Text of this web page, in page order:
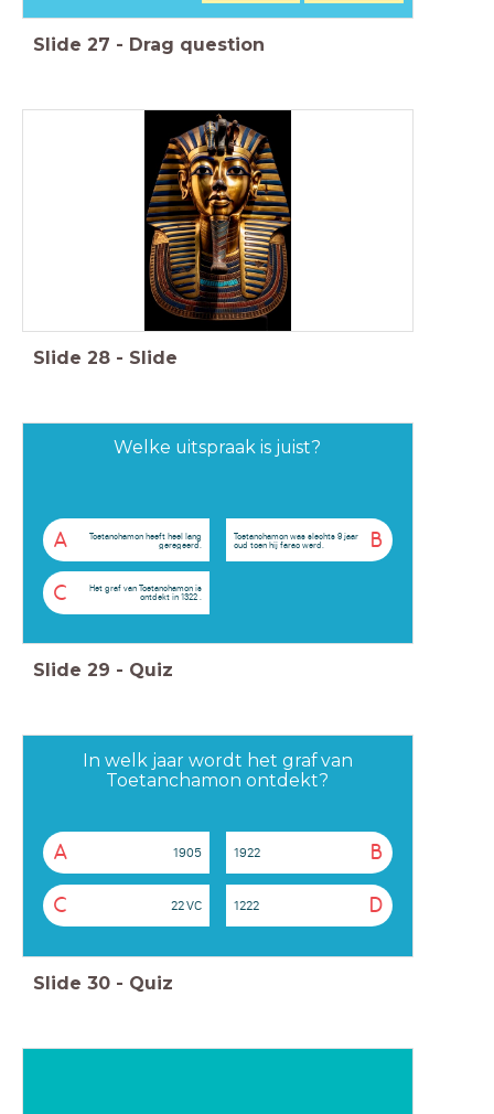
Slide 27 - Drag question
Slide 28 - Slide
Welke uitspraak is juist?
A
Toetanchamon heeft heel lang
geregeerd.
B
Toetanchamon was slechts 9 jaar
oud toen hij farao werd.
C
Het graf van Toetanchamon is
ontdekt in 1322 .
Slide 29 - Quiz
In welk jaar wordt het graf van
Toetanchamon ontdekt?
A 1905 B
1922
C 22 VC D
1222
Slide 30 - Quiz